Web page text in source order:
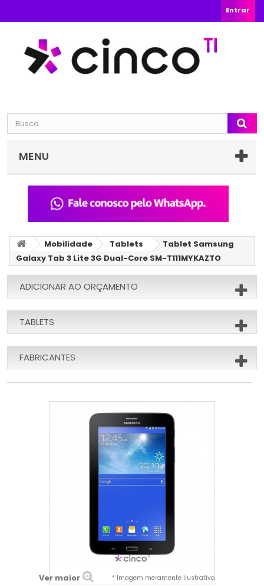
Entrar
MENU
Mobilidade Tablets
Tablet Samsung
Galaxy Tab 3 Lite 3G Dual-Core SM-T111MYKAZTO
ADICIONAR AO ORÇAMENTO
TABLETS
FABRICANTES
Ver maior * Imagem meramente ilustrativa